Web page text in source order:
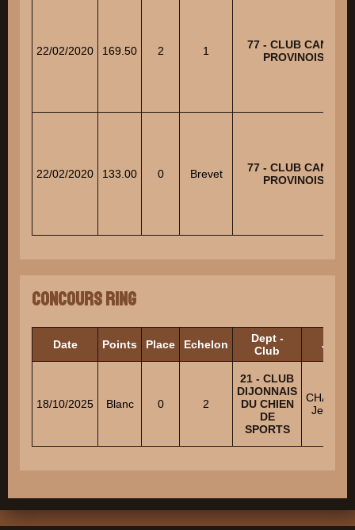
22/02/2020 169.50 2 1
77 - CLUB CANIN
PROVINOIS
22/02/2020 133.00 0 Brevet
77 - CLUB CANIN
PROVINOIS
Concours Ring
Date Points Place Echelon
Dept -
Club
Juges
18/10/2025 Blanc 0 2
21 - CLUB
DIJONNAIS
DU CHIEN
DE
SPORTS
Jean-